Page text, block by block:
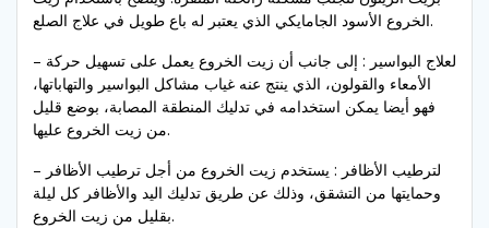
الخروع الأسود الجامايكي الذي يعتبر له باع طويل في علاج الصلع.
– لعلاج البواسير : إلى جانب أن زيت الخروع يعمل على تسهيل حركة
الأمعاء والقولون، الذي ينتج عنه غياب مشاكل البواسير والتهاباتها،
فهو أيضا يمكن استخدامه في تدليك المنطقة المصابة، بوضع قليل
من زيت الخروع عليها.
– لترطيب الأظافر : يستخدم زيت الخروع من أجل ترطيب الأظافر
وحمايتها من التشقق، وذلك عن طريق تدليك اليد والأظافر كل ليلة
بقليل من زيت الخروع.